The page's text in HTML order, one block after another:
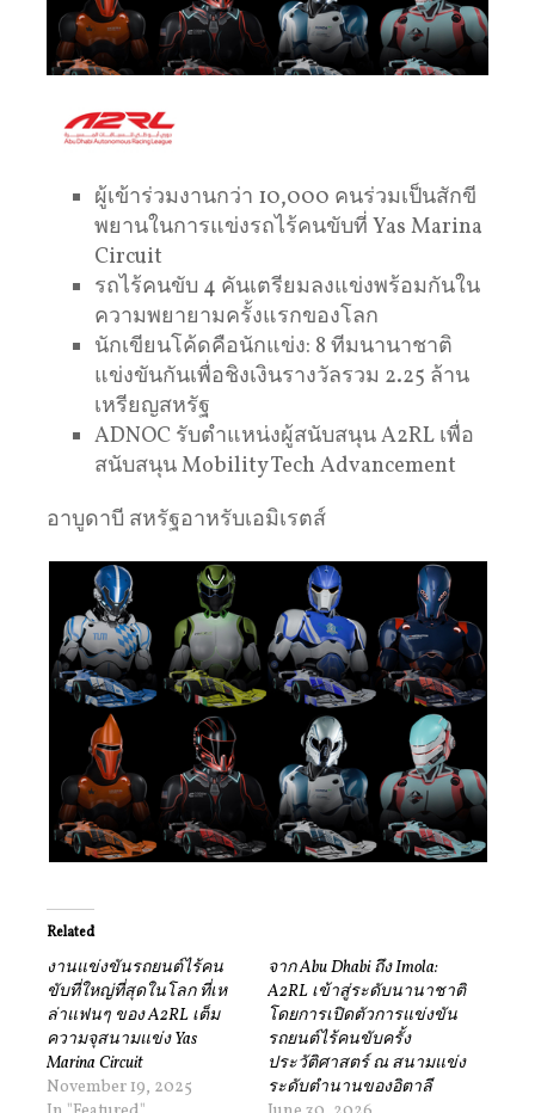
ผู้เข้าร่วมงานกว่า 10,000 คนร่วมเป็นสักขี
พยานในการแข่งรถไร้คนขับที่ Yas Marina
Circuit
รถไร้คนขับ 4 คันเตรียมลงแข่งพร้อมกันใน
ความพยายามครั้งแรกของโลก
นักเขียนโค้ดคือนักแข่ง: 8 ทีมนานาชาติ
แข่งขันกันเพื่อชิงเงินรางวัลรวม 2.25 ล้าน
เหรียญสหรัฐ
ADNOC รับตำแหน่งผู้สนับสนุน A2RL เพื่อ
สนับสนุน Mobility Tech Advancement
อาบูดาบี สหรัฐอาหรับเอมิเรตส์
Related
งานแข่งขันรถยนต์ไร้คน
ขับที่ใหญ่ที่สุดในโลก ที่เห
ล่าแฟนๆ ของ A2RL เต็ม
ความจุสนามแข่ง Yas
Marina Circuit
November 19, 2025
จาก Abu Dhabi ถึง Imola:
A2RL เข้าสู่ระดับนานาชาติ
โดยการเปิดตัวการแข่งขัน
รถยนต์ไร้คนขับครั้ง
ประวัติศาสตร์ ณ สนามแข่ง
ระดับตำนานของอิตาลี